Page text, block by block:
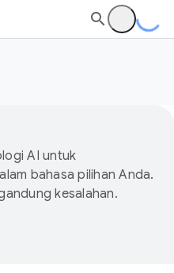
AI untuk
bahasa pilihan Anda.
kesalahan.